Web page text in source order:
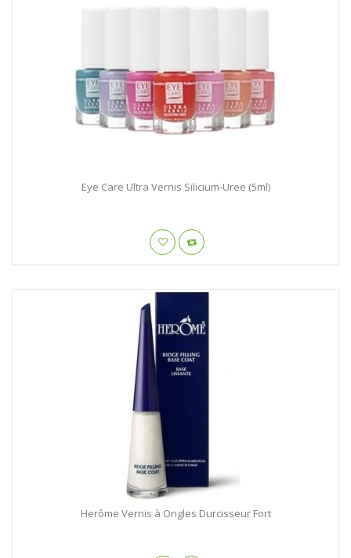
Eye Care Ultra Vernis Silicium-Uree (5ml)
Herôme Vernis à Ongles Durcisseur Fort